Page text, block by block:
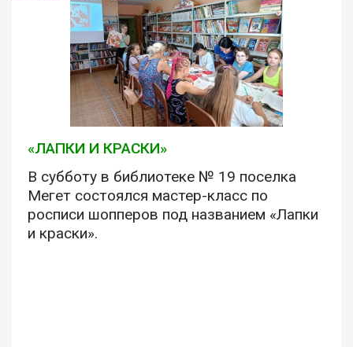
«ЛАПКИ И КРАСКИ»
В субботу в библиотеке № 19 поселка
Мегет состоялся мастер-класс по
росписи шопперов под названием «Лапки
и краски».